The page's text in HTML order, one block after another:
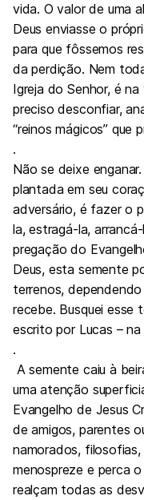
vida. O valor de uma
Deus enviasse o
para que fôssemos
da perdição. Nem
Igreja do Senhor, é
preciso desconfiar,
“reinos mágicos” que
.
Não se deixe
plantada em seu
adversário, é fazer o
la, estragá-la,
pregação do
Deus, esta semente
terrenos,
recebe. Busquei
escrito por Lucas – na
.
A semente caiu à
uma atenção
Evangelho de Jesus
de amigos, parentes
namorados,
menospreze e perca
realçam todas as